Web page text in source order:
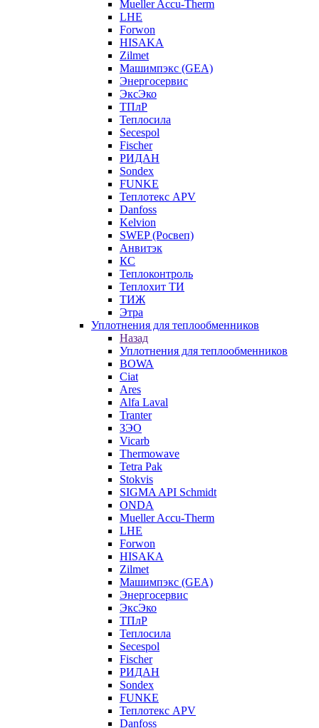
Mueller Accu-Therm
LHE
Forwon
HISAKA
Zilmet
Машимпэкс (GEA)
Энергосервис
ЭксЭко
ТПлР
Теплосила
Secespol
Fischer
РИДАН
Sondex
FUNKE
Теплотекс APV
Danfoss
Kelvion
SWEP (Росвеп)
Анвитэк
КС
Теплоконтроль
Теплохит ТИ
ТИЖ
Этра
Уплотнения для теплообменников
Назад
Уплотнения для теплообменников
BOWA
Ciat
Ares
Alfa Laval
Tranter
ЗЭО
Vicarb
Thermowave
Tetra Pak
Stokvis
SIGMA API Schmidt
ONDA
Mueller Accu-Therm
LHE
Forwon
HISAKA
Zilmet
Машимпэкс (GEA)
Энергосервис
ЭксЭко
ТПлР
Теплосила
Secespol
Fischer
РИДАН
Sondex
FUNKE
Теплотекс APV
Danfoss